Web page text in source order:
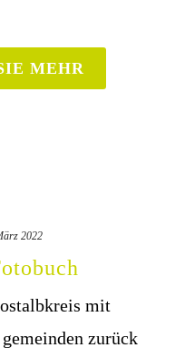
MEHR
2022
mit
zurück